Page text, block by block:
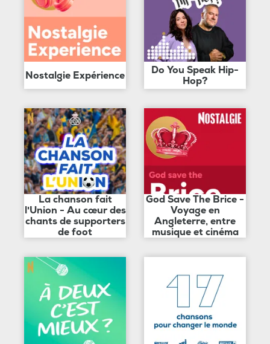
Nostalgie Expérience
Do You Speak Hip-
Hop?
La chanson fait
l'Union - Au cœur des
chants de supporters
de foot
God Save The Brice -
Voyage en
Angleterre, entre
musique et cinéma